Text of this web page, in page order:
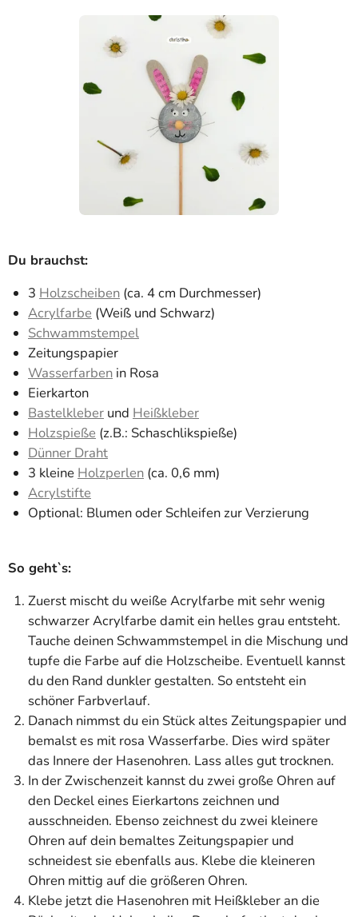
Du brauchst:
3 Holzscheiben (ca. 4 cm Durchmesser)
Acrylfarbe (Weiß und Schwarz)
Schwammstempel
Zeitungspapier
Wasserfarben in Rosa
Eierkarton
Bastelkleber und Heißkleber
Holzspieße (z.B.: Schaschlikspieße)
Dünner Draht
3 kleine Holzperlen (ca. 0,6 mm)
Acrylstifte
Optional: Blumen oder Schleifen zur Verzierung
So geht`s:
Zuerst mischt du weiße Acrylfarbe mit sehr wenig
schwarzer Acrylfarbe damit ein helles grau entsteht.
Tauche deinen Schwammstempel in die Mischung und
tupfe die Farbe auf die Holzscheibe. Eventuell kannst
du den Rand dunkler gestalten. So entsteht ein
schöner Farbverlauf.
Danach nimmst du ein Stück altes Zeitungspapier und
bemalst es mit rosa Wasserfarbe. Dies wird später
das Innere der Hasenohren. Lass alles gut trocknen.
In der Zwischenzeit kannst du zwei große Ohren auf
den Deckel eines Eierkartons zeichnen und
ausschneiden. Ebenso zeichnest du zwei kleinere
Ohren auf dein bemaltes Zeitungspapier und
schneidest sie ebenfalls aus. Klebe die kleineren
Ohren mittig auf die größeren Ohren.
Klebe jetzt die Hasenohren mit Heißkleber an die